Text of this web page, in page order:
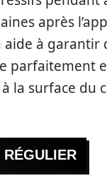
après
aide à garantir
parfaitement
la surface du
RÉGULIER